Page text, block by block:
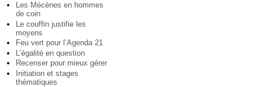
Les Mécènes en hommes
de coin
Le couffin justifie les
moyens
Feu vert pour l’Agenda 21
L’égalité en question
Recenser pour mieux gérer
Initiation et stages
thématiques